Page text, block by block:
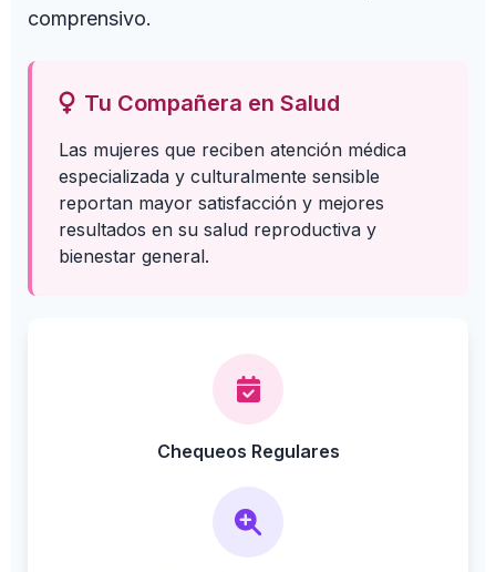
comprensivo.
Tu Compañera en Salud
Las mujeres que reciben atención médica
especializada y culturalmente sensible
reportan mayor satisfacción y mejores
resultados en su salud reproductiva y
bienestar general.
Chequeos Regulares